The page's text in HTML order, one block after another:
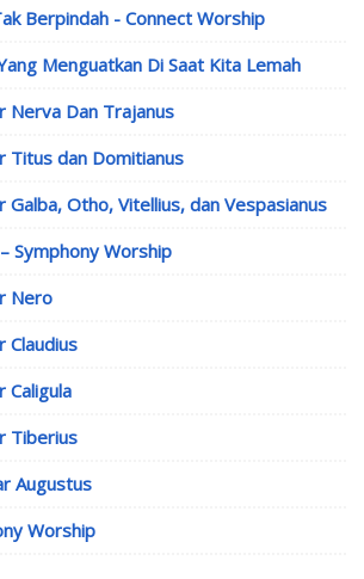
Berpindah - Connect Worship
Menguatkan Di Saat Kita Lemah
Nerva Dan Trajanus
Titus dan Domitianus
Galba, Otho, Vitellius, dan Vespasianus
Symphony Worship
Nero
Claudius
Caligula
Tiberius
Augustus
Worship